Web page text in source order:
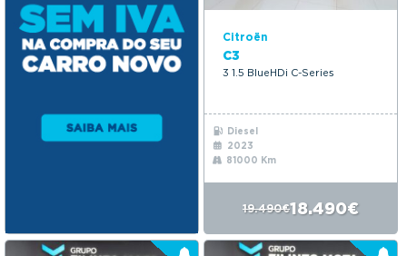
Citroën
C3
3 1.5 BlueHDi C-Series
Diesel
2023
81000 Km
19.490€18.490€